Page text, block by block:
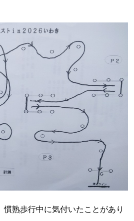
熟歩行中に気付いたことがあり